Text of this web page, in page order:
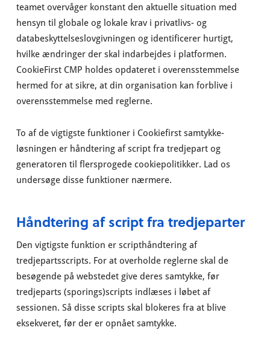
teamet overvåger konstant den aktuelle situation med
hensyn til globale og lokale krav i privatlivs- og
databeskyttelseslovgivningen og identificerer hurtigt,
hvilke ændringer der skal indarbejdes i platformen.
CookieFirst CMP holdes opdateret i overensstemmelse
hermed for at sikre, at din organisation kan forblive i
overensstemmelse med reglerne.
To af de vigtigste funktioner i Cookiefirst samtykke-
løsningen er håndtering af script fra tredjepart og
generatoren til flersprogede cookiepolitikker. Lad os
undersøge disse funktioner nærmere.
Håndtering af script fra tredjeparter
Den vigtigste funktion er scripthåndtering af
tredjepartsscripts. For at overholde reglerne skal de
besøgende på webstedet give deres samtykke, før
tredjeparts (sporings)scripts indlæses i løbet af
sessionen. Så disse scripts skal blokeres fra at blive
eksekveret, før der er opnået samtykke.